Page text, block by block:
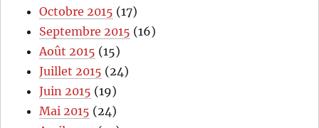
Octobre 2015 (17)
Septembre 2015 (16)
Août 2015 (15)
Juillet 2015 (24)
Juin 2015 (19)
Mai 2015 (24)